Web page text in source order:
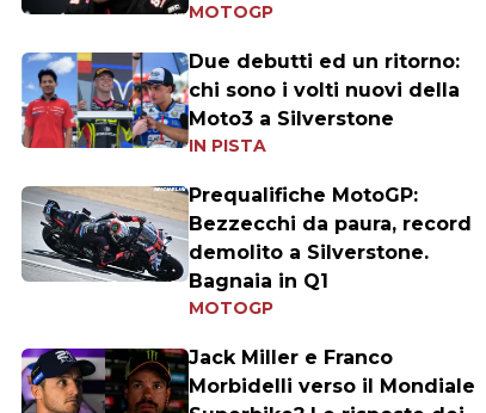
MOTOGP
Due debutti ed un ritorno:
chi sono i volti nuovi della
Moto3 a Silverstone
IN PISTA
Prequalifiche MotoGP:
Bezzecchi da paura, record
demolito a Silverstone.
Bagnaia in Q1
MOTOGP
Jack Miller e Franco
Morbidelli verso il Mondiale